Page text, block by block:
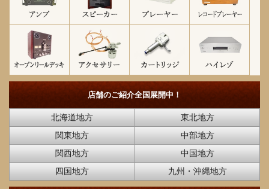
店舗のご紹介全国展開中！
北海道地方
東北地方
関東地方
中部地方
関西地方
中国地方
四国地方
九州・沖縄地方